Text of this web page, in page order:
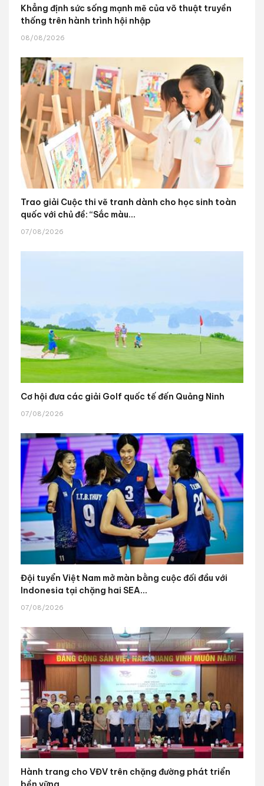
Khẳng định sức sống mạnh mẽ của võ thuật truyền
thống trên hành trình hội nhập
08/08/2026
Trao giải Cuộc thi vẽ tranh dành cho học sinh toàn
quốc với chủ đề: “Sắc màu...
07/08/2026
Cơ hội đưa các giải Golf quốc tế đến Quảng Ninh
07/08/2026
Đội tuyển Việt Nam mở màn bằng cuộc đối đầu với
Indonesia tại chặng hai SEA...
07/08/2026
Hành trang cho VĐV trên chặng đường phát triển